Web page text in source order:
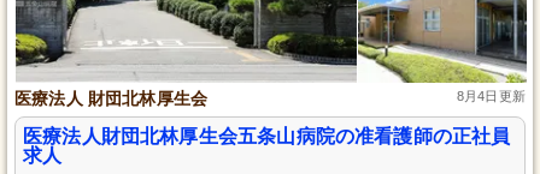
医療法人 財団北林厚生会 8月4日更新
医療法人財団北林厚生会五条山病院の准看護師の正社員
求人